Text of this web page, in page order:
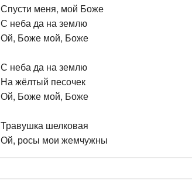
Спусти меня, мой Боже
С неба да на землю
Ой, Боже мой, Боже
С неба да на землю
На жёлтый песочек
Ой, Боже мой, Боже
Травушка шелковая
Ой, росы мои жемчужны